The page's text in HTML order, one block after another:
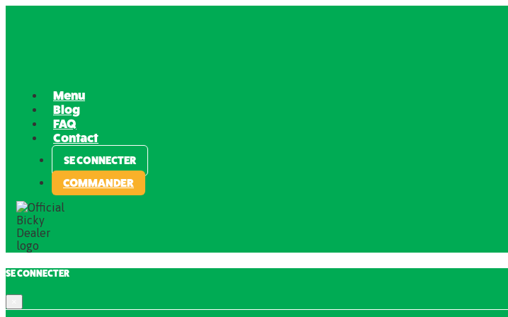
Menu
Blog
FAQ
Contact
SE CONNECTER
COMMANDER
SE CONNECTER